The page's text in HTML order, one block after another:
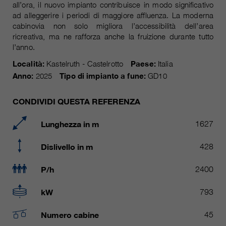
all’ora, il nuovo impianto contribuisce in modo significativo
ad alleggerire i periodi di maggiore affluenza. La moderna
cabinovia non solo migliora l’accessibilità dell’area
ricreativa, ma ne rafforza anche la fruizione durante tutto
l’anno.
Località: Kastelruth - Castelrotto Paese:Italia
Anno: 2025 Tipo di impianto a fune: GD10
CONDIVIDI QUESTA REFERENZA
Lunghezza in m 1627
Dislivello in m 428
P/h 2400
kW 793
Numero cabine 45
attuale
obiettivo
Usato per proteggere lo spam
causato dallo spam-bot.
Nome cookie_optin
selezionate dall'utente.
Nome
_ga, _gid, _gat, __utma, __utmb,
__utmc, __utmd, __utmz
fornitore Google Analytics
durata
variano da 2 anni a 6 mesi o ancora
di più.
obiettivo
Google Analytics per raccogliere
comprese le informazioni personali
informazioni sono disponibili nelle
del sito, che ci aiutano a migliorare i
piú informazioni sul cookie